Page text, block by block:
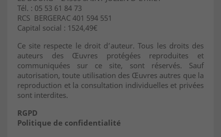
Tél. : 05 53 61 84 73
RCS BERGERAC 401 594 551
Capital social : 1524,49€
Ce site respecte le droit d’auteur. Tous les droits des
auteurs des Œuvres protégées reproduites et
communiquées sur ce site, sont réservés. Sauf
autorisation, toute utilisation des Œuvres autres que la
reproduction et la consultation individuelles et privées
sont interdites.
RGPD
Politique de confidentialité